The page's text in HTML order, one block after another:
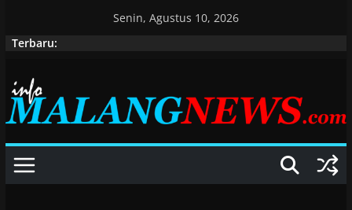
Senin, Agustus 10, 2026
Terbaru: